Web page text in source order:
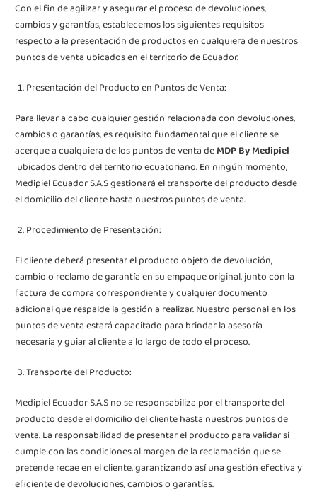
Con el fin de agilizar y asegurar el proceso de devoluciones,
cambios y garantías, establecemos los siguientes requisitos
respecto a la presentación de productos en cualquiera de nuestros
puntos de venta ubicados en el territorio de Ecuador.
Presentación del Producto en Puntos de Venta:
Para llevar a cabo cualquier gestión relacionada con devoluciones,
cambios o garantías, es requisito fundamental que el cliente se
acerque a cualquiera de los puntos de venta deMDP By Medipiel
ubicados dentro del territorio ecuatoriano. En ningún momento,
Medipiel Ecuador S.A.S gestionará el transporte del producto desde
el domicilio del cliente hasta nuestros puntos de venta.
Procedimiento de Presentación:
El cliente deberá presentar el producto objeto de devolución,
cambio o reclamo de garantía en su empaque original, junto con la
factura de compra correspondiente y cualquier documento
adicional que respalde la gestión a realizar. Nuestro personal en los
puntos de venta estará capacitado para brindar la asesoría
necesaria y guiar al cliente a lo largo de todo el proceso.
Transporte del Producto:
Medipiel Ecuador S.A.S no se responsabiliza por el transporte del
producto desde el domicilio del cliente hasta nuestros puntos de
venta. La responsabilidad de presentar el producto para validar si
cumple con las condiciones al margen de la reclamación que se
pretende recae en el cliente, garantizando así una gestión efectiva y
eficiente de devoluciones, cambios o garantías.